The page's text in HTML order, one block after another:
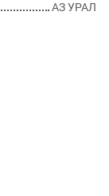
АЗ УРАЛ